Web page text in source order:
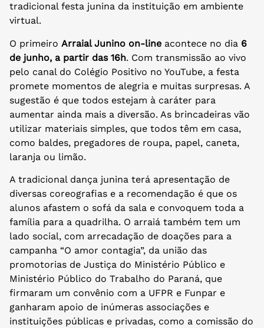
tradicional festa junina da instituição em ambiente
virtual.
O primeiro Arraial Junino on-line acontece no dia 6
de junho, a partir das 16h. Com transmissão ao vivo
pelo canal do Colégio Positivo no YouTube, a festa
promete momentos de alegria e muitas surpresas. A
sugestão é que todos estejam à caráter para
aumentar ainda mais a diversão. As brincadeiras vão
utilizar materiais simples, que todos têm em casa,
como baldes, pregadores de roupa, papel, caneta,
laranja ou limão.
A tradicional dança junina terá apresentação de
diversas coreografias e a recomendação é que os
alunos afastem o sofá da sala e convoquem toda a
família para a quadrilha. O arraiá também tem um
lado social, com arrecadação de doações para a
campanha “O amor contagia”, da união das
promotorias de Justiça do Ministério Público e
Ministério Público do Trabalho do Paraná, que
firmaram um convênio com a UFPR e Funpar e
ganharam apoio de inúmeras associações e
instituições públicas e privadas, como a comissão do